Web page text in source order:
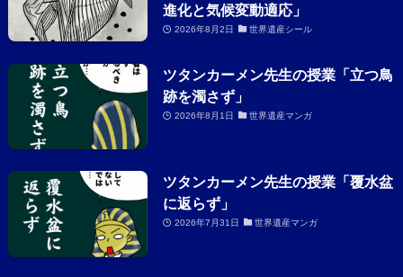
進化と気候変動適応」
2026年8月2日 世界遺産シール
ツタンカーメン先生の授業「立つ鳥
跡を濁さず」
2026年8月1日 世界遺産マンガ
ツタンカーメン先生の授業「覆水盆
に返らず」
2026年7月31日 世界遺産マンガ